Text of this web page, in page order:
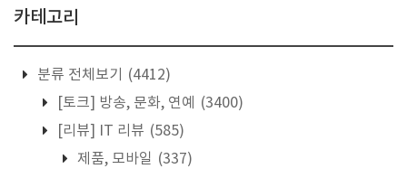
카테고리
분류 전체보기
(4412)
[토크] 방송, 문화, 연예
(3400)
[리뷰] IT 리뷰 (585)
제품, 모바일 (337)